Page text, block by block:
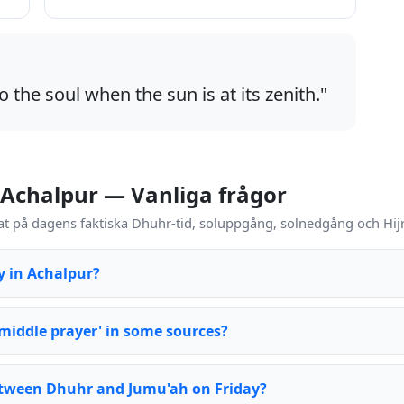
the soul when the sun is at its zenith."
— Vanliga frågor
på dagens faktiska Dhuhr-tid, soluppgång, solnedgång och
in Achalpur?
prayer' in some sources?
Dhuhr and Jumu'ah on Friday?